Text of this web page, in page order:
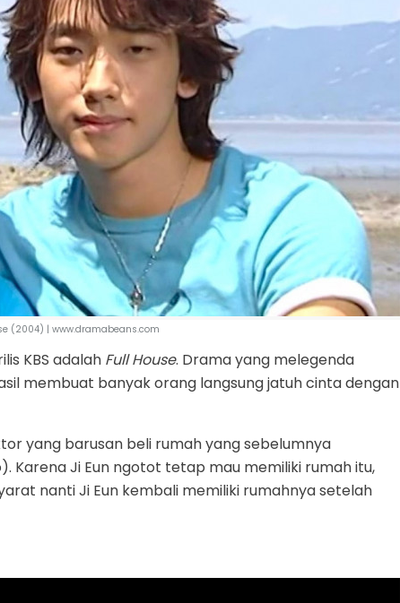
(2004) | www.dramabeans.com
KBS adalah Full House. Drama yang melegenda
membuat banyak orang langsung jatuh cinta dengan
yang barusan beli rumah yang sebelumnya
Karena Ji Eun ngotot tetap mau memiliki rumah itu,
nanti Ji Eun kembali memiliki rumahnya setelah